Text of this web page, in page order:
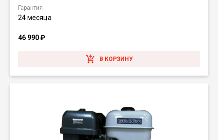
Гарантия
24 месяца
46 990₽
В КОРЗИНУ